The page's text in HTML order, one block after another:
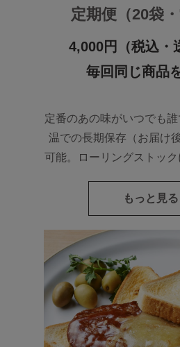
定期便（20袋・
4,000円（税込・
毎回同じ商品
定番のあの味がいつでも
温での長期保存（お届け
可能。ローリングストック
もっと見る